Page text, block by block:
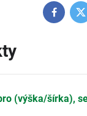
(výška/šírka),